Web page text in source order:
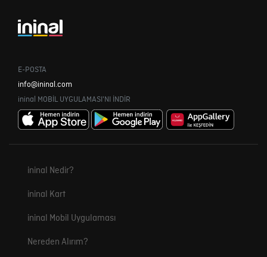
E-POSTA
info@ininal.com
ininal MOBİL UYGULAMASI'NI İNDİR
ininal Nedir?
ininal Kart
ininal Mobil Uygulaması
Nereden Alırım?